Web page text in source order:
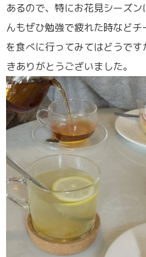
あるので、特にお花見シーズ
んもぜひ勉強で疲れた時など
を食べに行ってみてはどうで
きありがとうございました。